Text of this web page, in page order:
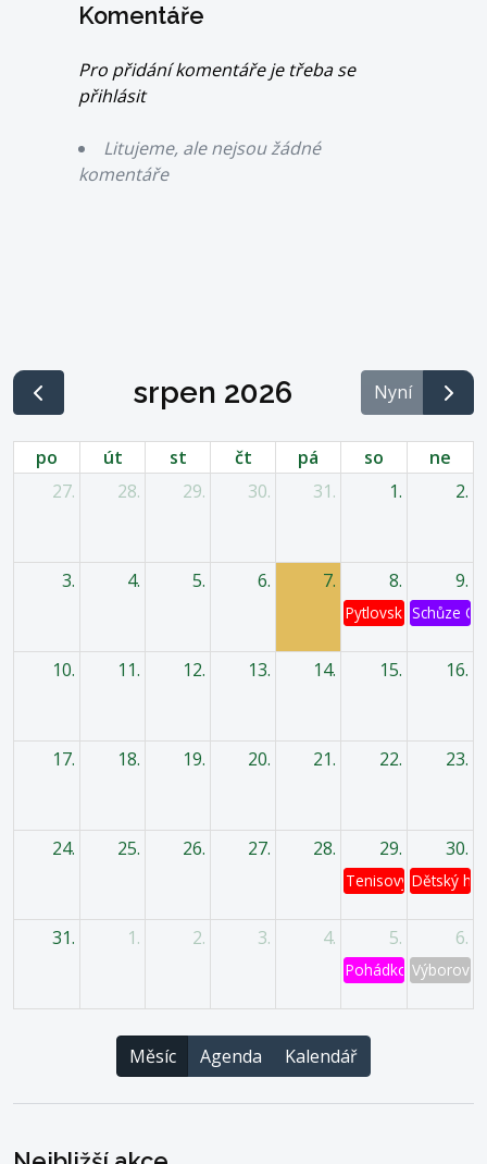
Komentáře
Pro přidání komentáře je třeba se
přihlásit
Litujeme, ale nejsou žádné
komentáře
srpen 2026 Nyní
po út st čt pá so
ne
27.
28. 29. 30. 31. 1. 2.
3. 4. 5. 6. 7. 8.
Pytlovská káď
9.
Schůze OV
10. 11. 12. 13. 14. 15. 16.
17. 18. 19. 20. 21. 22. 23.
24. 25. 26. 27. 28. 29.
Tenisový turnaj
30.
Dětský
31. 1. 2. 3. 4. 5.
Pohádkový les
6.
Výborová
Měsíc Agenda Kalendář